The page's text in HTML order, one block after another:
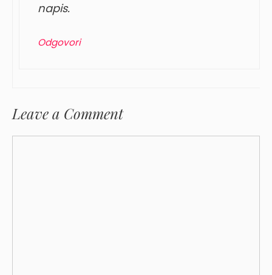
napis.
Odgovori
Leave a Comment